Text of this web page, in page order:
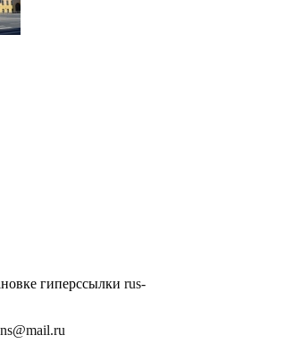
гиперссылки rus-